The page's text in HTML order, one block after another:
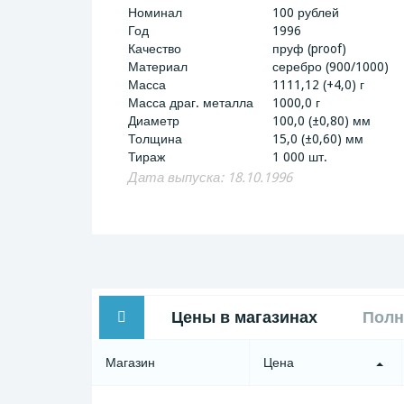
Номинал
100 рублей
Год
1996
Качество
пруф (proof)
Материал
серебро (900/1000)
Масса
1111,12 (+4,0) г
Масса драг. металла
1000,0 г
Диаметр
100,0 (±0,80) мм
Толщина
15,0 (±0,60) мм
Тираж
1 000 шт.
Дата выпуска: 18.10.1996
Цены в магазинах
Магазин Цена